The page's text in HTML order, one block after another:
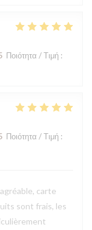
Ποιότητα / Τιμή :
Ποιότητα / Τιμή :
carte
sont frais, les